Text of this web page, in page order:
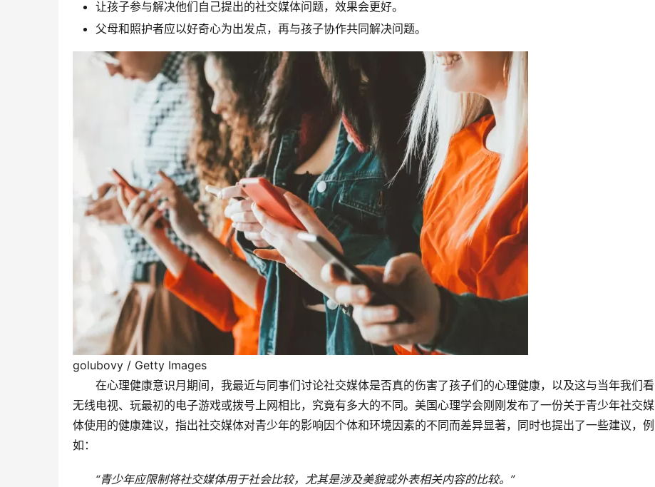
让孩子参与解决他们自己提出的社交媒体问题，效果会更好。
父母和照护者应以好奇心为出发点，再与孩子协作共同解决问题。
golubovy / Getty Images
在心理健康意识月期间，我最近与同事们讨论社交媒体是否真的伤害了孩子们的心理健康，以及这与当年我们看
无线电视、玩最初的电子游戏或拨号上网相比，究竟有多大的不同。美国心理学会刚刚发布了一份关于青少年社交媒
体使用的健康建议，指出社交媒体对青少年的影响因个体和环境因素的不同而差异显著，同时也提出了一些建议，例
如：
“青少年应限制将社交媒体用于社会比较，尤其是涉及美貌或外表相关内容的比较。”